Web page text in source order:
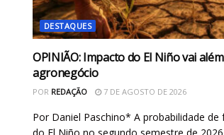
DESTAQUES
OPINIÃO: Impacto do El Niño vai
agronegócio
POR REDAÇÃO 7 DE AGOSTO DE 2026
Por Daniel Paschino* A probabilidade de
do El Niño no segundo semestre de